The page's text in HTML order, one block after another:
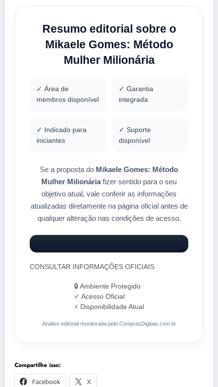
Resumo editorial sobre o
Mikaele Gomes: Método
Mulher Milionária
✓ Área de
membros disponível
✓ Garantia
integrada
✓ Indicado para
iniciantes
✓ Suporte
disponível
Se a proposta do Mikaele Gomes: Método
Mulher Milionáriafizer sentido para o seu
objetivo atual, vale conferir as informações
atualizadas diretamente na página oficial antes de
qualquer alteração nas condições de acesso.
CONSULTAR INFORMAÇÕES OFICIAIS
🔒 Ambiente Protegido
✓ Acesso Oficial
⚡ Disponibilidade Atual
Análise editorial monitorada pelo ComprasDigitais.com.br
Compartilhe isso:
Facebook
X